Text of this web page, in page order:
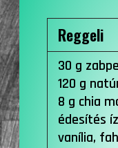
Reggeli
30 g
120 g
8 g chia
édesítés
vanília,